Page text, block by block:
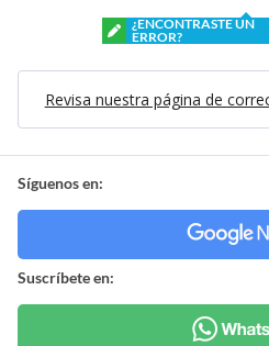
¿ENCONTRASTE UN
ERROR?
Revisa nuestra página de
Síguenos en:
Suscríbete en: